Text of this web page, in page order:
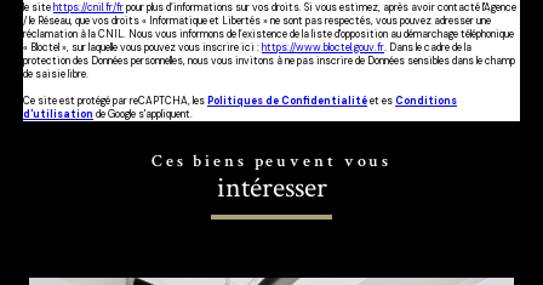
le sitehttps://cnil.fr/frpour plus d’informations sur vos droits. Si vous estimez, après avoir contacté l'Agence
/ le Réseau, que vos droits « Informatique et Libertés » ne sont pas respectés, vous pouvez adresser une
réclamation à la CNIL. Nous vous informons de l’existence de la liste d'opposition au démarchage téléphonique
« Bloctel », sur laquelle vous pouvez vous inscrire ici :https://www.bloctel.gouv.fr. Dans le cadre de la
protection des Données personnelles, nous vous invitons à ne pas inscrire de Données sensibles dans le champ
de saisie libre.
Ce site est protégé par reCAPTCHA, les Politiques de Confidentialitéet esConditions
d'utilisation de Google s'appliquent.
Ces biens peuvent vous
intéresser